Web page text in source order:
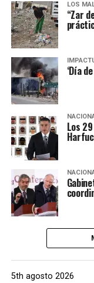
LOS
“Zar
‘Día
Los
5th agosto 2026